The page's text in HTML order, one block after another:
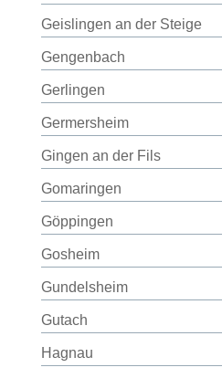
Geislingen an der Steige
Gengenbach
Gerlingen
Germersheim
Gingen an der Fils
Gomaringen
Göppingen
Gosheim
Gundelsheim
Gutach
Hagnau